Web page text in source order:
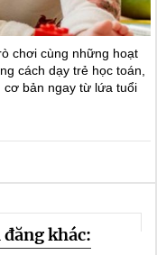
chơi cùng những hoạt
cách dạy trẻ học toán,
cơ bản ngay từ lứa tuổi
khác: